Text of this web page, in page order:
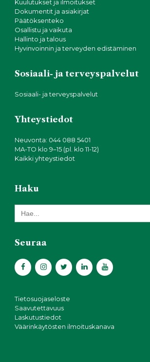
Kuulutukset ja ilmoitukset
Dokumentit ja asiakirjat
Päätöksenteko
Osallistu ja vaikuta
Hallinto ja talous
Hyvinvoinnin ja terveyden edistäminen
Sosiaali- ja terveyspalvelut
Sosiaali- ja terveyspalvelut
Yhteystiedot
Neuvonta: 044 088 5401
MA-TO klo 9–15 (pl. klo 11-12)
Kaikki yhteystiedot
Haku
Search
for:
Seuraa
Tietosuojaseloste
Saavutettavuus
Laskutustiedot
Väärinkäytösten ilmoituskanava